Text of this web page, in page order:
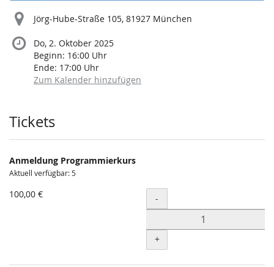
Jörg-Hube-Straße 105, 81927 München
Do, 2. Oktober 2025
Beginn: 16:00 Uhr
Ende: 17:00 Uhr
Zum Kalender hinzufügen
Produkte
Tickets
Anmeldung Programmierkurs
Aktuell verfügbar: 5
100,00 € Menge
-
+